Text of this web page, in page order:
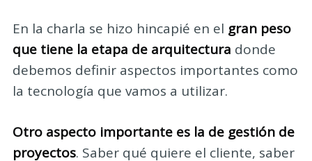
En la charla se hizo hincapié en el gran peso
que tiene la etapa de arquitectura donde
debemos definir aspectos importantes como
la tecnología que vamos a utilizar.
Otro aspecto importante es la de gestión de
proyectos. Saber qué quiere el cliente, saber